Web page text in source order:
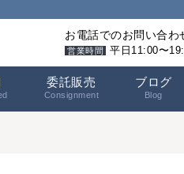
お電話でのお問い合わ
営業時間 平日11:00〜
委託販売
Consignment
ブログ
Blog